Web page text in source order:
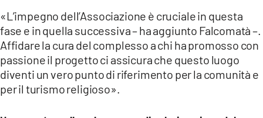
«L’impegno dell’Associazione è cruciale in questa
fase e in quella successiva – ha aggiunto Falcomatà –.
Affidare la cura del complesso a chi ha promosso con
passione il progetto ci assicura che questo luogo
diventi un vero punto di riferimento per la comunità e
per il turismo religioso».